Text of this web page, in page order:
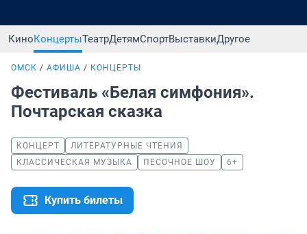
КиноКонцертыТеатрДетямСпортВыставкиДругое
ОМСК АФИША КОНЦЕРТЫ
Фестиваль «Белая симфония».
Почтарская сказка
КОНЦЕРТ
ЛИТЕРАТУРНЫЕ ЧТЕНИЯ
КЛАССИЧЕСКАЯ МУЗЫКА
ПЕСОЧНОЕ ШОУ 6+
Купить билеты